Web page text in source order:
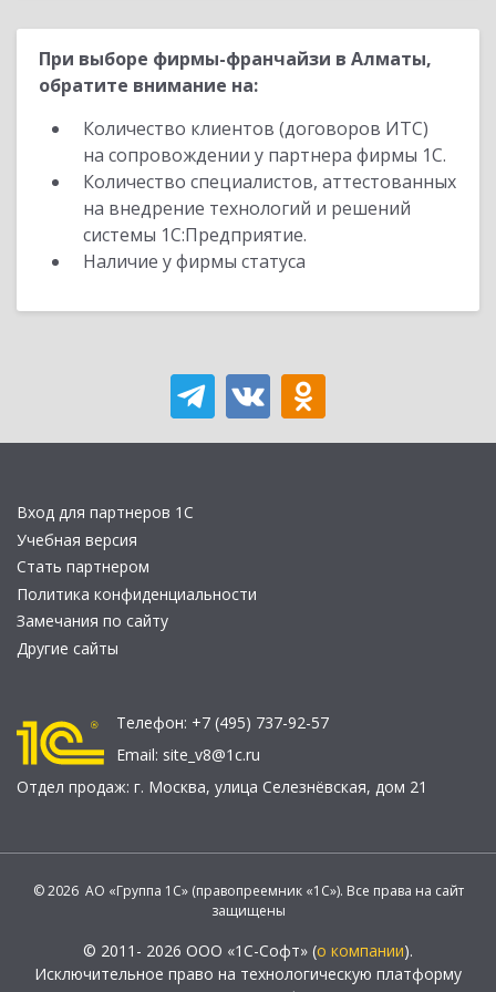
При выборе фирмы-франчайзи в Алматы,
обратите внимание на:
Количество клиентов (договоров ИТС)
на сопровождении у партнера фирмы 1С.
Количество специалистов, аттестованных
на внедрение технологий и решений
системы 1С:Предприятие.
Наличие у фирмы статуса
Вход для партнеров 1С
Учебная версия
Стать партнером
Политика конфиденциальности
Замечания по сайту
Другие сайты
Телефон: +7 (495) 737-92-57
Email: site_v8@1c.ru
Отдел продаж: г. Москва, улица Селезнёвская, дом 21
© 2026 АО «Группа 1С» (правопреемник «1С»). Все права на сайт
защищены
© 2011- 2026 ООО «1С-Софт» (о компании).
Исключительное право на технологическую платформу